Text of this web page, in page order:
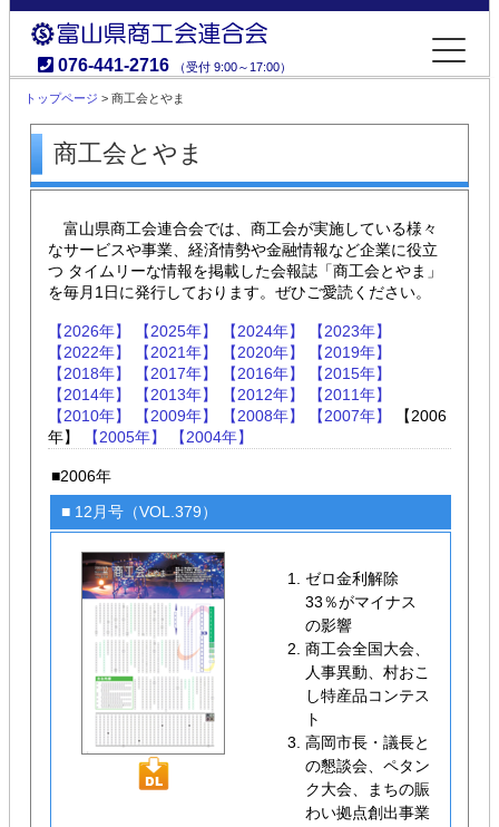
富山県商工会連合会
076-441-2716 （受付 9:00～17:00）
トップページ > 商工会とやま
商工会とやま
富山県商工会連合会では、商工会が実施している様々
なサービスや事業、経済情勢や金融情報など企業に役立
つ タイムリーな情報を掲載した会報誌「商工会とやま」
を毎月1日に発行しております。ぜひご愛読ください。
【2026年】 【2025年】 【2024年】
【2023年】
【2022年】
【2021年】 【2020年】
【2019年】
【2018年】
【2017年】 【2016年】
【2015年】
【2014年】
【2013年】 【2012年】
【2011年】
【2010年】
【2009年】 【2008年】 【2007年】
【2006
年】
【2005年】 【2004年】
■2006年
■ 12月号（VOL.379）
ゼロ金利解除
33％がマイナス
の影響
商工会全国大会、
人事異動、村おこ
し特産品コンテス
ト
高岡市長・議長と
の懇談会、ペタン
ク大会、まちの賑
わい拠点創出事業